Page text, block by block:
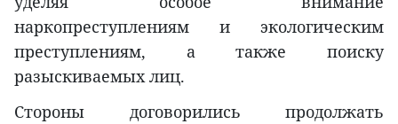
наркопреступлениям и экологическим
преступлениям, а также поиску
разыскиваемых лиц.
Стороны договорились продолжать